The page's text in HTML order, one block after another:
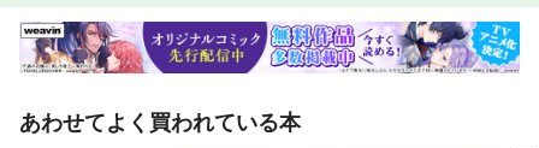
あわせてよく買われている本